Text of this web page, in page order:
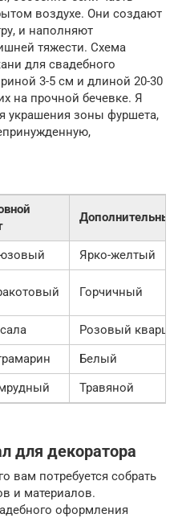
воздухе. Они создают
и наполняют
тяжести. Схема
для свадебного
3-5 см и длиной 20-30
на прочной бечевке. Я
украшения зоны фуршета,
Дополнительный
Ярко-желтый
Горчичный
Розовый кварц
Белый
Травяной
для декоратора
вам потребуется собрать
и материалов.
оформления